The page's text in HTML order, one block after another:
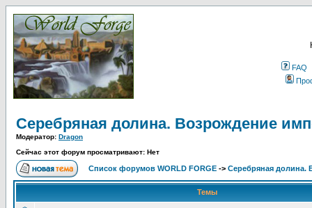
FAQ
Серебряная долина. Возрождение
Модератор: Dragon
Сейчас этот форум просматривают: Нет
Список форумов WORLD FORGE -> Серебряная долина.
Темы